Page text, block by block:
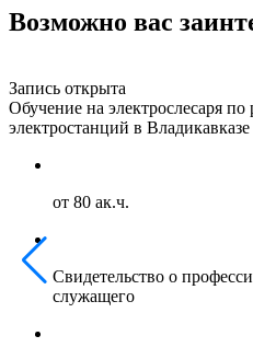
Возможно вас
Запись открыта
Обучение на электрослесаря
электростанций в Владикавказе
от 80 ак.ч.
Свидетельство о
служащего